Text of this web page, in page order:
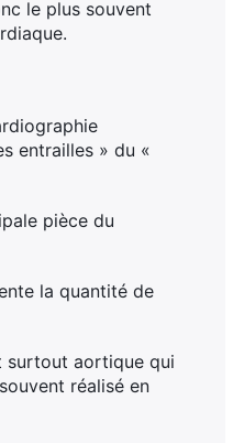
le plus souvent
entrailles » du «
pièce du
la quantité de
surtout aortique qui
réalisé en